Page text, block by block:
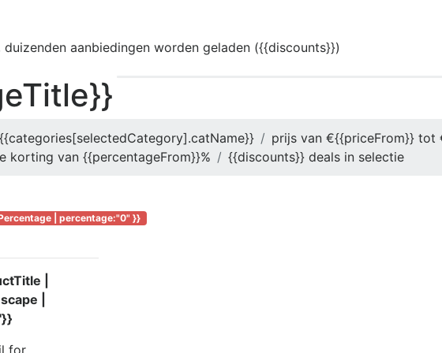
duizenden aanbiedingen worden geladen ({{discounts}})
{{categories[selectedCategory].catName}}
prijs van €{{priceFrom}} tot
korting van {{percentageFrom}}%
{{discounts}} deals in selectie
| percentage:"0" }}
|
|